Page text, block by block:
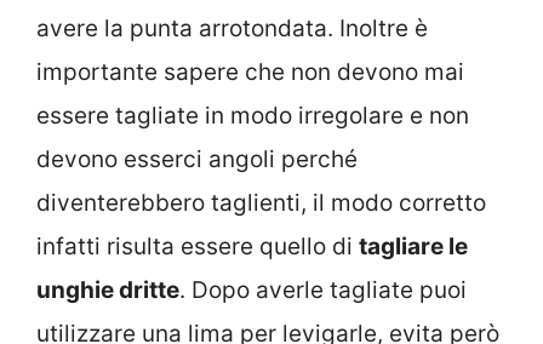
avere la punta arrotondata. Inoltre è
importante sapere che non devono mai
essere tagliate in modo irregolare e non
devono esserci angoli perché
diventerebbero taglienti, il modo corretto
infatti risulta essere quello di tagliare le
unghie dritte. Dopo averle tagliate puoi
utilizzare una lima per levigarle, evita però